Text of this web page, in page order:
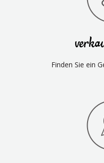
Finden Sie ein